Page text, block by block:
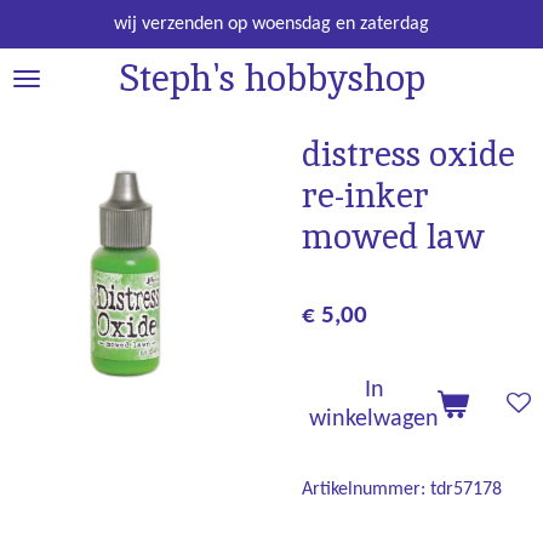
direct
naar
Steph's hobbyshop
wij verzenden op woensdag en zaterdag
distress oxide
re-inker
mowed law
€ 5,00
In
winkelwagen
Artikelnummer: tdr57178